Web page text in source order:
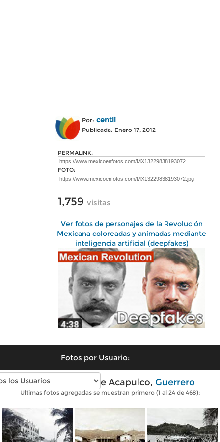
Por: centli
Publicada: Enero 17, 2012
PERMALINK:
FOTO:
1,759 visitas
Ver fotos de personajes de la Revolución
Mexicana coloreadas y animadas mediante
inteligencia artificial (deepfakes)
Fotos por Usuario:
Fotos antiguas de Acapulco, Guerrero
Últimas fotos agregadas se muestran primero (1 al 24 de 468):